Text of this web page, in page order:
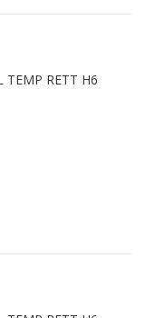
TEMP RETT H6